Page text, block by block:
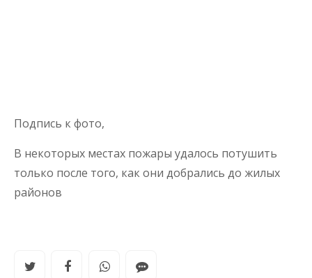
Подпись к фото,
В некоторых местах пожары удалось потушить
только после того, как они добрались до жилых
районов